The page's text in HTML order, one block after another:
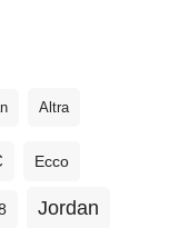
Altra
Ecco
Jordan